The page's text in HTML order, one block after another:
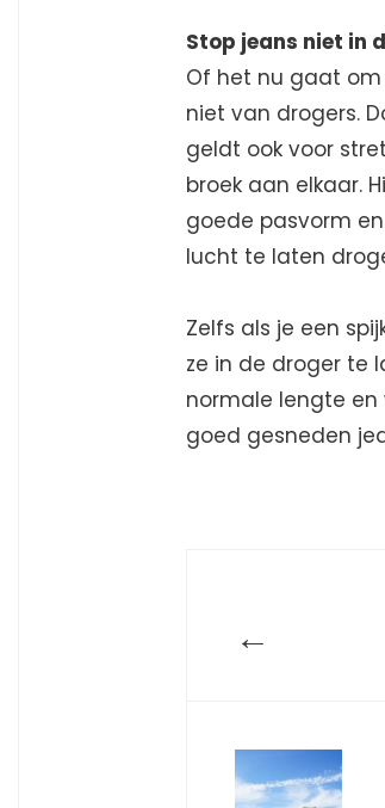
Stop jeans niet in
Of het nu gaat om
niet van drogers.
geldt ook voor
broek aan elkaar.
goede pasvorm
lucht te laten
Zelfs als je een
ze in de droger te
normale lengte en
goed gesneden
←